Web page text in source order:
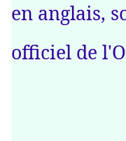
en anglais,
officiel de